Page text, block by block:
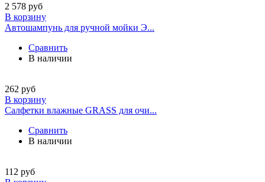
2 578 руб
В корзину
Автошампунь для ручной мойки Э...
Сравнить
В наличии
262 руб
В корзину
Салфетки влажные GRASS для очи...
Сравнить
В наличии
112 руб